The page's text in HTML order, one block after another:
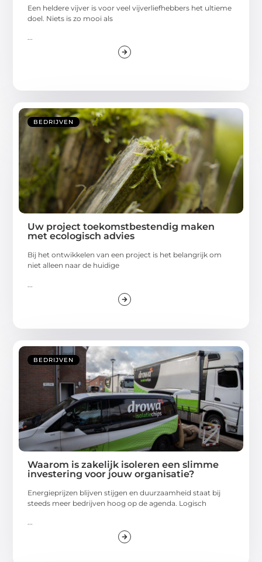
Een heldere vijver is voor veel vijverliefhebbers het ultieme
doel. Niets is zo mooi als
...
BEDRIJVEN
Uw project toekomstbestendig maken
met ecologisch advies
Bij het ontwikkelen van een project is het belangrijk om
niet alleen naar de huidige
BEDRIJVEN
Waarom is zakelijk isoleren een slimme
investering voor jouw organisatie?
Energieprijzen blijven stijgen en duurzaamheid staat bij
steeds meer bedrijven hoog op de agenda. Logisch
...